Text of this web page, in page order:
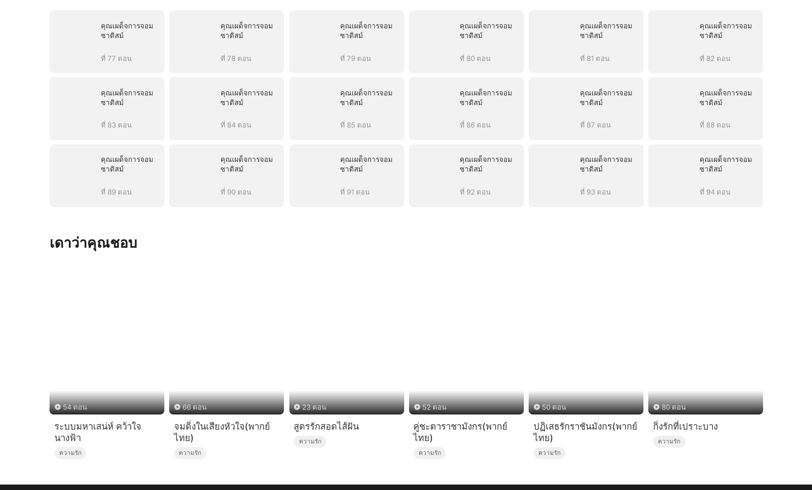
คุณเผด็จการจอม
ซาดิสม์
ที่ 77 ตอน
คุณเผด็จการจอม
ซาดิสม์
ที่ 78 ตอน
คุณเผด็จการจอม
ซาดิสม์
ที่ 79 ตอน
คุณเผด็จการจอม
ซาดิสม์
ที่ 80 ตอน
คุณเผด็จการจอม
ซาดิสม์
ที่ 81 ตอน
คุณเผด็จการจอม
ซาดิสม์
ที่ 82 ตอน
คุณเผด็จการจอม
ซาดิสม์
ที่ 83 ตอน
คุณเผด็จการจอม
ซาดิสม์
ที่ 84 ตอน
คุณเผด็จการจอม
ซาดิสม์
ที่ 85 ตอน
คุณเผด็จการจอม
ซาดิสม์
ที่ 86 ตอน
คุณเผด็จการจอม
ซาดิสม์
ที่ 87 ตอน
คุณเผด็จการจอม
ซาดิสม์
ที่ 88 ตอน
คุณเผด็จการจอม
ซาดิสม์
ที่ 89 ตอน
คุณเผด็จการจอม
ซาดิสม์
ที่ 90 ตอน
คุณเผด็จการจอม
ซาดิสม์
ที่ 91 ตอน
คุณเผด็จการจอม
ซาดิสม์
ที่ 92 ตอน
คุณเผด็จการจอม
ซาดิสม์
ที่ 93 ตอน
คุณเผด็จการจอม
ซาดิสม์
ที่ 94 ตอน
เดาว่าคุณชอบ
54 ตอน
ระบบมหาเสน่ห์ คว้าใจ
นางฟ้า
ความรัก
66 ตอน
จมดิ่งในเสียงหัวใจ(พากย์
ไทย)
ความรัก
23 ตอน
สูตรรักสอดไส้ฝัน
ความรัก
52 ตอน
คู่ชะตาราชามังกร(พากย์
ไทย)
ความรัก
50 ตอน
ปฏิเสธรักราชันมังกร(พากย์
ไทย)
ความรัก
80 ตอน
กิ่งรักที่เปราะบาง
ความรัก